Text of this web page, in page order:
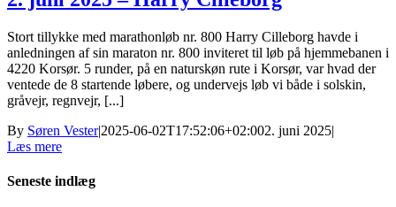
Stort tillykke med marathonløb nr. 800 Harry Cilleborg havde i
anledningen af sin maraton nr. 800 inviteret til løb på hjemmebanen i
4220 Korsør. 5 runder, på en naturskøn rute i Korsør, var hvad der
ventede de 8 startende løbere, og undervejs løb vi både i solskin,
gråvejr, regnvejr, [...]
By Søren Vester|2025-06-02T17:52:06+02:002. juni 2025|
Læs mere
Seneste indlæg